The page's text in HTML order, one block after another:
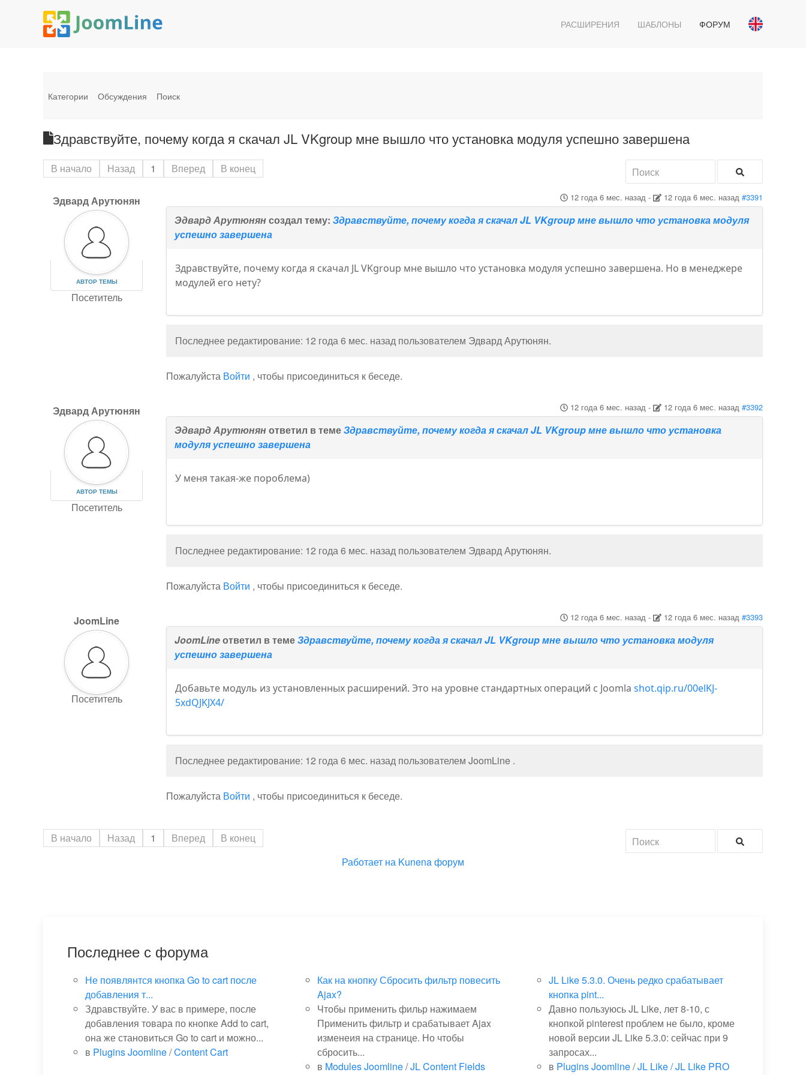
РАСШИРЕНИЯ ШАБЛОНЫ ФОРУМ
Категории Обсуждения Поиск
Здравствуйте, почему когда я скачал JL VKgroup мне вышло что установка модуля успешно завершена
В начало Назад 1 Вперед В конец
Эдвард Арутюнян
АВТОР ТЕМЫ
Посетитель
12 года 6 мес. назад- 12 года 6 мес. назад #3391
Эдвард Арутюнянсоздал тему:Здравствуйте, почему когда я скачал JL VKgroup мне вышло что установка модуля
успешно завершена
Здравствуйте, почему когда я скачал JL VKgroup мне вышло что установка модуля успешно завершена. Но в менеджере
модулей его нету?
Последнее редактирование: 12 года 6 мес. назад пользователем Эдвард Арутюнян.
Пожалуйста Войти , чтобы присоединиться к беседе.
Эдвард Арутюнян
АВТОР ТЕМЫ
Посетитель
12 года 6 мес. назад- 12 года 6 мес. назад #3392
Эдвард Арутюнянответил в темеЗдравствуйте, почему когда я скачал JL VKgroup мне вышло что установка
модуля успешно завершена
У меня такая-же пороблема)
Последнее редактирование: 12 года 6 мес. назад пользователем Эдвард Арутюнян.
Пожалуйста Войти , чтобы присоединиться к беседе.
JoomLine
Посетитель
12 года 6 мес. назад- 12 года 6 мес. назад #3393
JoomLineответил в темеЗдравствуйте, почему когда я скачал JL VKgroup мне вышло что установка модуля
успешно завершена
Добавьте модуль из установленных расширений. Это на уровне стандартных операций с Joomlashot.qip.ru/00elKJ-
5xdQJKJX4/
Последнее редактирование: 12 года 6 мес. назад пользователемJoomLine .
Пожалуйста Войти , чтобы присоединиться к беседе.
В начало Назад 1 Вперед
В конец
Работает на Kunena форум
Последнее с форума
Не появлянтся кнопка Go to cart после
добавления т...
Здравствуйте. У вас в примере, после
добавления товара по кнопке Add to cart,
она же становиться Go to cart и можно...
в Plugins Joomline/Content Cart
Как на кнопку Сбросить фильтр повесить
Ajax?
Чтобы применить фильр нажимаем
Применить фильтр и срабатывает Ajax
изменеия на странице. Но чтобы
сбросить...
в Modules Joomline/JL Content Fields
JL Like 5.3.0. Очень редко срабатывает
кнопка pint...
Давно пользуюсь JL Like, лет 8-10, с
кнопкой pinterest проблем не было, кроме
новой версии JL Like 5.3.0: сейчас при 9
запросах...
в Plugins Joomline/JL Like / JL Like PRO